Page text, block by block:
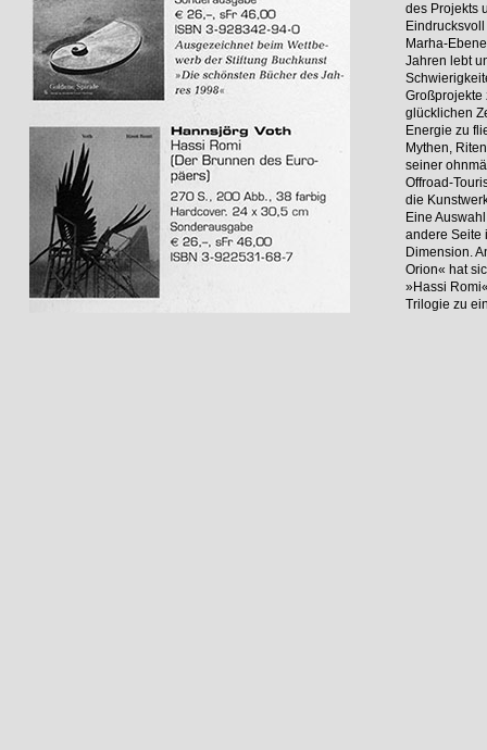
des Projekts
Marha-
Jahren lebt
Großprojekte
glücklichen
Energie zu
Mythen,
seiner
Offroad-
die
Eine
andere Seite
Dimension.
Orion« hat
»Hassi
Trilogie zu